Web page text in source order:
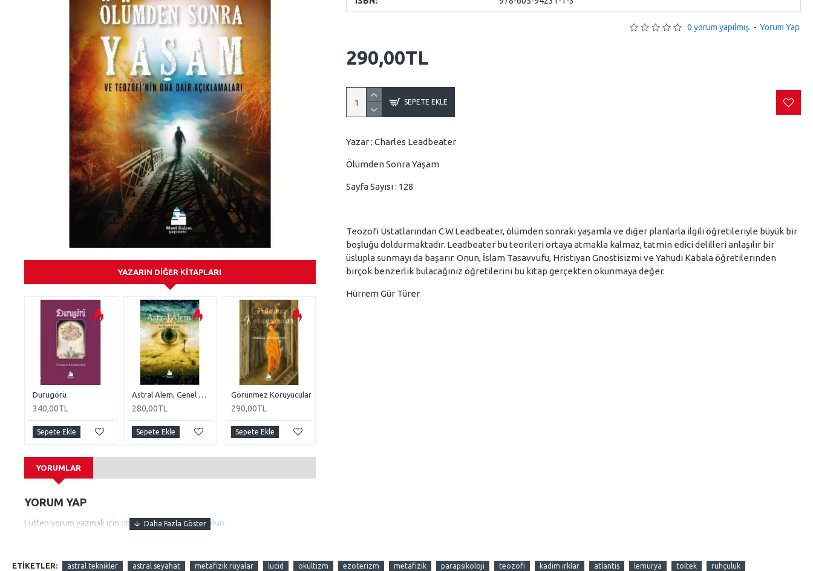
YAZARIN DIĞER KITAPLARI
Durugörü
340,00TL
Sepete Ekle
Astral Alem, Genel Manzarası, Sakinleri ve Fenomenleri
280,00TL
Sepete Ekle
Görünmez Koruyucular
290,00TL
Sepete Ekle
YORUMLAR
YORUM YAP
Lütfen yorum yazmak için oturum açınya dakayıt olun.
0 yorum yapılmış. - Yorum Yap
290,00TL
SEPETE EKLE
Yazar : Charles Leadbeater
Ölümden Sonra Yaşam
Sayfa Sayısı : 128
Teozofi Üstatlarından C.W.Leadbeater, ölümden sonraki yaşamla ve diğer planlarla ilgili öğretileriyle büyük bir
boşluğu doldurmaktadır. Leadbeater bu teorileri ortaya atmakla kalmaz, tatmin edici delilleri anlaşılır bir
üslupla sunmayı da başarır. Onun, İslam Tasavvufu, Hristiyan Gnostisizmi ve Yahudi Kabala öğretilerinden
birçok benzerlik bulacağınız öğretilerini bu kitap gerçekten okunmaya değer.
Hürrem Gür Türer
ETIKETLER: astral teknikler astral seyahat metafizik rüyalar lucid okültizm ezoterizm metafizik parapsikoloji teozofi kadim ırklar atlantis lemurya toltek ruhçuluk